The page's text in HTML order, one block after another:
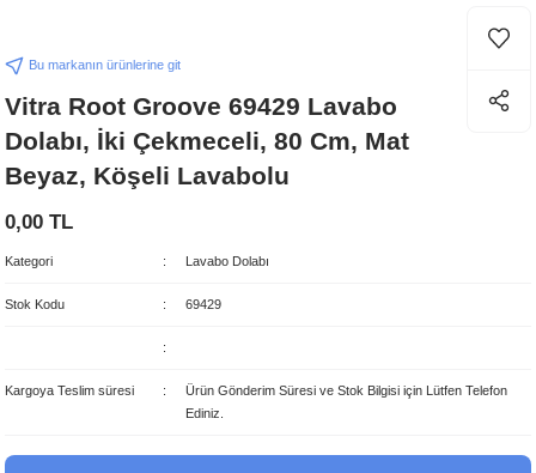
Bu markanın ürünlerine git
Vitra Root Groove 69429 Lavabo
Dolabı, İki Çekmeceli, 80 Cm, Mat
Beyaz, Köşeli Lavabolu
0,00 TL
Kategori Lavabo Dolabı
Stok Kodu 69429
Kargoya Teslim süresi
Ürün Gönderim Süresi ve Stok Bilgisi için Lütfen Telefon
Ediniz.